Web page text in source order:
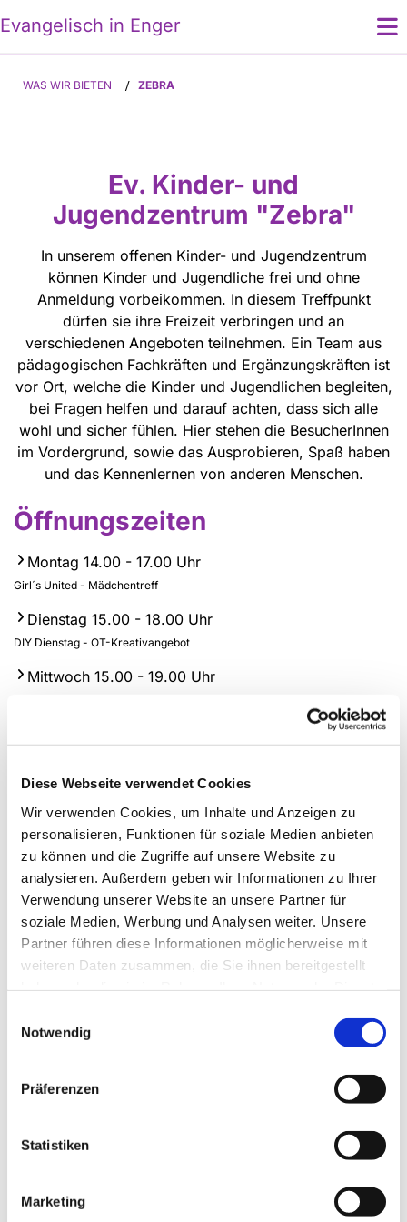
Diese Webseite verwendet Cookies
Wir verwenden Cookies, um Inhalte und Anzeigen zu
personalisieren, Funktionen für soziale Medien anbieten
zu können und die Zugriffe auf unsere Website zu
analysieren. Außerdem geben wir Informationen zu Ihrer
Verwendung unserer Website an unsere Partner für
soziale Medien, Werbung und Analysen weiter. Unsere
Partner führen diese Informationen möglicherweise mit
weiteren Daten zusammen, die Sie ihnen bereitgestellt
Notwendig
Präferenzen
Statistiken
Marketing
Evangelisch in Enger
WAS WIR BIETEN / ZEBRA
Ev. Kinder- und
Jugendzentrum "Zebra"
In unserem offenen Kinder- und Jugendzentrum
können Kinder und Jugendliche frei und ohne
Anmeldung vorbeikommen. In diesem Treffpunkt
dürfen sie ihre Freizeit verbringen und an
verschiedenen Angeboten teilnehmen. Ein Team aus
pädagogischen Fachkräften und Ergänzungskräften ist
vor Ort, welche die Kinder und Jugendlichen begleiten,
bei Fragen helfen und darauf achten, dass sich alle
wohl und sicher fühlen. Hier stehen die BesucherInnen
im Vordergrund, sowie das Ausprobieren, Spaß haben
und das Kennenlernen von anderen Menschen.
Öffnungszeiten
Montag 14.00 - 17.00 Uhr
Girl´s United - Mädchentreff
Dienstag 15.00 - 18.00 Uhr
DIY Dienstag - OT-Kreativangebot
Mittwoch 15.00 - 19.00 Uhr
Freitag 15.00 - 18.00 Uhr
Offener Treff
Freitag 18.00 - 20.00 Uhr
Teenie´Treff - ab 13 Jahre
Schließzeiten 2026
20.07. - 07.08.2026
Urlaub
10.08. - 21.08.2026
24.08 - 01.09.2026
19.10. - 23.10.2026
26.10. - 30.10.2026
Urlaub